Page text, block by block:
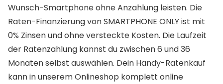
Wunsch-Smartphone ohne Anzahlung leisten. Die
Raten-Finanzierung von SMARTPHONE ONLY ist mit
0% Zinsen und ohne versteckte Kosten. Die Laufzeit
der Ratenzahlung kannst du zwischen 6 und 36
Monaten selbst auswählen. Dein Handy-Ratenkauf
kann in unserem Onlineshop komplett online